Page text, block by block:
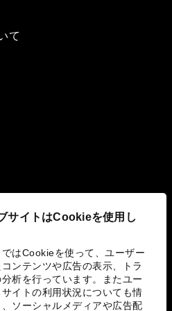
サイトはCookieを使用し
ではCookieを使って、ユーザー
ンテンツや広告の表示、トラ
析を行っています。またユー
イトの利用状況についても情
ソーシャルメディアや広告配
て
組み